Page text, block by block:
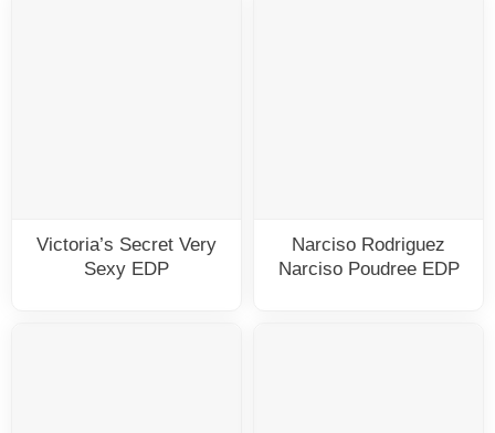
Victoria’s Secret Very
Sexy EDP
Narciso Rodriguez
Narciso Poudree EDP